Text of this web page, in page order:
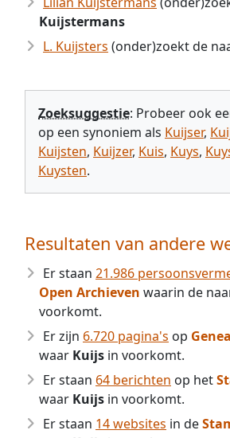
Kuijstermans
L. Kuijsters (onder)zoekt de
Zoeksuggestie: Probeer ook
op een synoniem als Kuijser,
Kuijsten, Kuijzer, Kuis, Kuys,
Kuysten.
Resultaten van andere
Er staan 21.986
Open Archieven waarin de
voorkomt.
Er zijn 6.720 pagina's op
waar Kuijs in voorkomt.
Er staan 64 berichten op het
waar Kuijs in voorkomt.
Er staan 14 websites in de